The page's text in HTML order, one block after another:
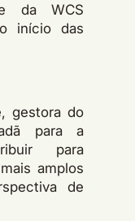
da WCS
início das
gestora do
para a
para
amplos
de